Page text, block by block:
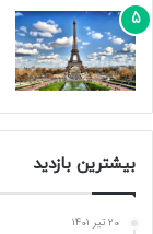
بیشترین بازدید
20 تیر 1401